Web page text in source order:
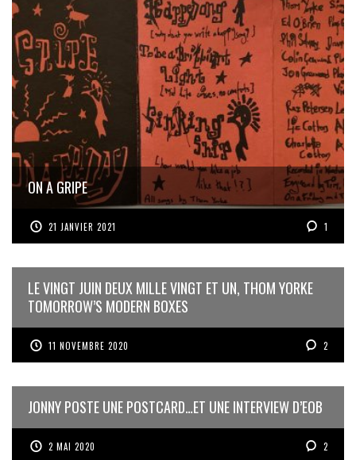
ON A GRIPE
21 JANVIER 2021 1
LE VINGT JUIN DEUX MILLE VINGT ET UN, THOM YORKE
TOMORROW’S MODERN BOXES
11 NOVEMBRE 2020 2
JONNY POSTE UNE POSTCARD…ET UNE INTERVIEW D’EOB
2 MAI 2020 2